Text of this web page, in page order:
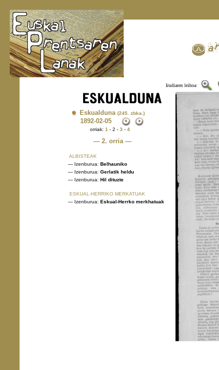
Irudiaren leihoa:
Eskualduna (245. zbka.)
1892-02-05
orriak: 1 - 2 - 3 - 4
— 2. orria —
ALBISTEAK
— Izenburua: Belhauniko
— Izenburua: Gerlatik heldu
— Izenburua: Hil dituzte
ESKUAL-HERRIKO MERKATUAK
— Izenburua: Eskual-Herrko merkhatuak